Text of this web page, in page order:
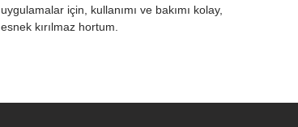
uygulamalar için, kullanımı ve bakımı kolay,
esnek kırılmaz hortum.